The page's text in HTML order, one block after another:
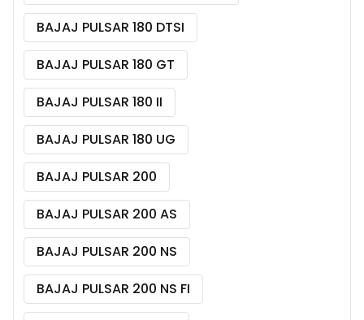
BAJAJ PULSAR 180 DTSI
BAJAJ PULSAR 180 GT
BAJAJ PULSAR 180 II
BAJAJ PULSAR 180 UG
BAJAJ PULSAR 200
BAJAJ PULSAR 200 AS
BAJAJ PULSAR 200 NS
BAJAJ PULSAR 200 NS FI